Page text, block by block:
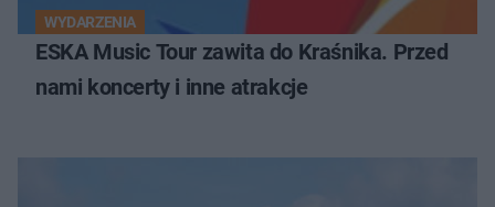
WYDARZENIA
ESKA Music Tour zawita do Kraśnika. Przed
nami koncerty i inne atrakcje